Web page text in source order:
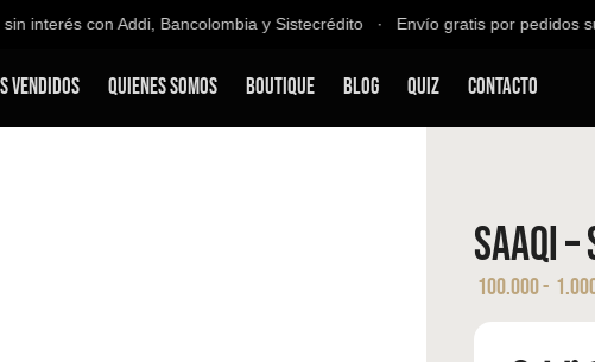
con Addi, Bancolombia y Sistecrédito ∙ Envío gratis por pedidos
Vendidos Quienes Somos Boutique Blog QUIZ Contacto
Saaqi –
100.000-